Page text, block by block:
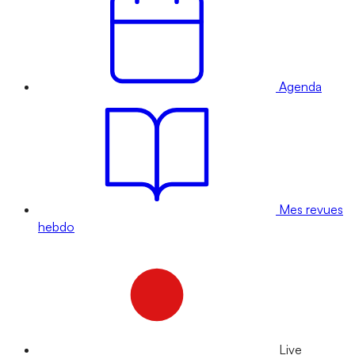
Agenda
Mes revues
hebdo
Live